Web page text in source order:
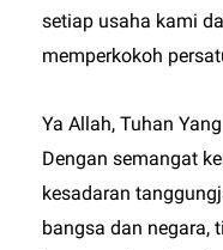
setiap usaha kami
memperkokoh
Ya Allah, Tuhan
Dengan semangat
kesadaran
bangsa dan negara,